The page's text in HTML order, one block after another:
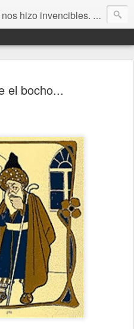
No como los que siempre ganan, sino como aquellos que no se rinden”. Frida Kahlo
el bocho...